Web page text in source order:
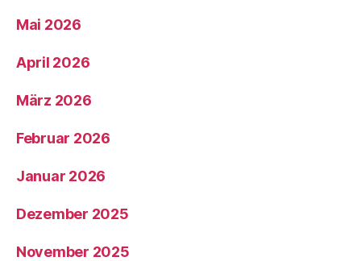
Mai 2026
April 2026
März 2026
Februar 2026
Januar 2026
Dezember 2025
November 2025